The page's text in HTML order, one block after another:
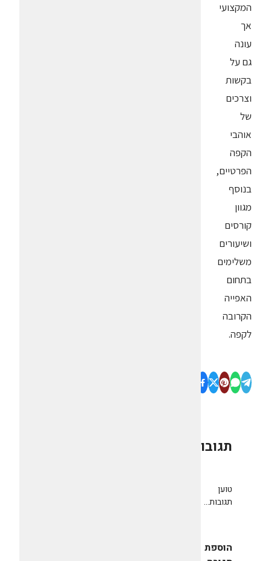
המקצועי
אך
עונה
גם על
בקשות
וצרכים
של
אוהבי
הקפה
הפרטיים,
בנוסף
מגוון
קורסים
ושיעורים
משלימים
בתחום
האפייה
הקרובה
לקפה.
תגובות
טוען
תגובות...
הוספת